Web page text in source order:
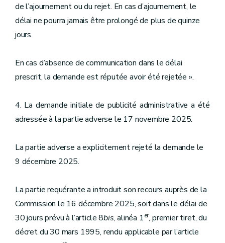
de l’ajournement ou du rejet. En cas d’ajournement, le
délai ne pourra jamais être prolongé de plus de quinze
jours.
En cas d’absence de communication dans le délai
prescrit, la demande est réputée avoir été rejetée ».
4. La demande initiale de publicité administrative a été
adressée à la partie adverse le 17 novembre 2025.
La partie adverse a explicitement rejeté la demande le
9 décembre 2025.
La partie requérante a introduit son recours auprès de la
Commission le 16 décembre 2025, soit dans le délai de
30 jours prévu à l’article 8bis, alinéa 1er, premier tiret, du
décret du 30 mars 1995, rendu applicable par l’article